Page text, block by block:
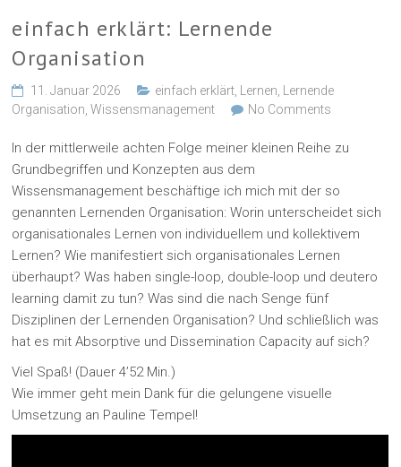
einfach erklärt: Lernende
Organisation
11. Januar 2026 einfach erklärt Lernen
Lernende
Organisation ,Wissensmanagement No Comments
In der mittlerweile achten Folge meiner kleinen Reihe zu
Grundbegriffen und Konzepten aus dem
Wissensmanagement beschäftige ich mich mit der so
genannten Lernenden Organisation: Worin unterscheidet sich
organisationales Lernen von individuellem und kollektivem
Lernen? Wie manifestiert sich organisationales Lernen
überhaupt? Was haben single-loop, double-loop und deutero
learning damit zu tun? Was sind die nach Senge fünf
Disziplinen der Lernenden Organisation? Und schließlich was
hat es mit Absorptive und Dissemination Capacity auf sich?
Viel Spaß! (Dauer 4’52 Min.)
Wie immer geht mein Dank für die gelungene visuelle
Umsetzung an Pauline Tempel!